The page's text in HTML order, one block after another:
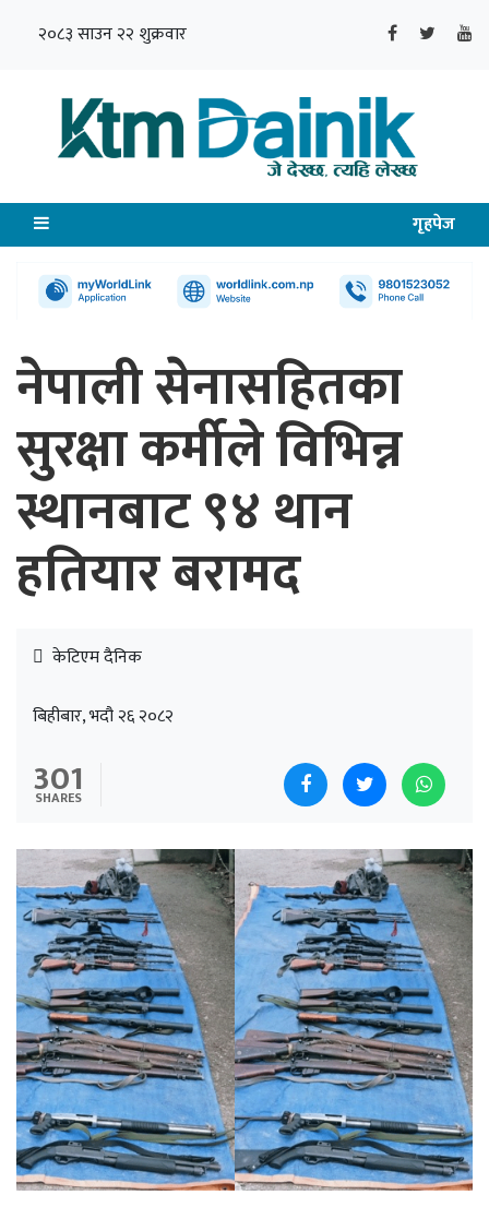
२०८३ साउन २२ शुक्रवार
गृहपेज
नेपाली सेनासहितका
सुरक्षा कर्मीले विभिन्न
स्थानबाट ९४ थान
हतियार बरामद
केटिएम दैनिक
बिहीबार, भदौ २६ २०८२
301
SHARES